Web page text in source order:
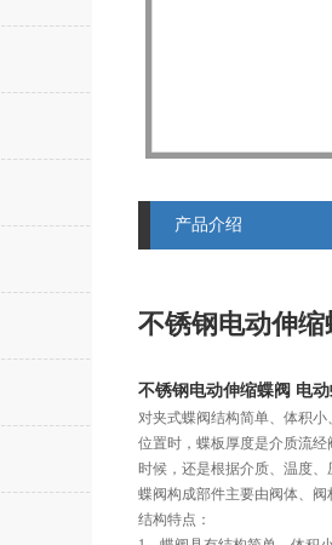
产品介绍
不锈钢电动伸
不锈钢电动伸缩蝶阀 电
对夹式蝶阀结构简单、体积
位置时，蝶板厚度是介质流
时候，还是根据介质、温度
蝶阀构成部件主要由阀体、
结构特点：